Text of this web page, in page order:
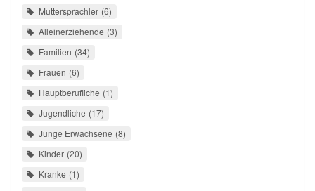
Muttersprachler 6
Alleinerziehende 3
Familien 34
Frauen 6
Hauptberufliche 1
Jugendliche 17
Junge Erwachsene 8
Kinder 20
Kranke 1